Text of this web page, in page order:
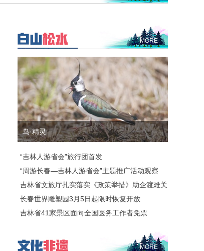
MORE
鸟·精灵
“吉林人游省会”旅行团首发
“周游长春—吉林人游省会”主题推广活动观察
吉林省文旅厅扎实落实《政策举措》助企渡难关
长春世界雕塑园3月5日起限时恢复开放
吉林省41家景区面向全国医务工作者免票
MORE